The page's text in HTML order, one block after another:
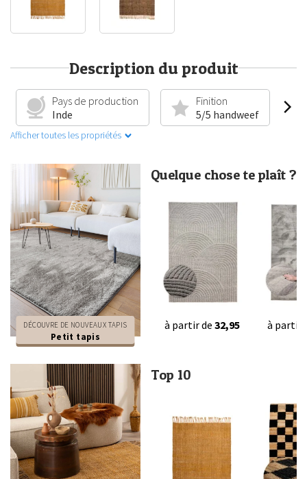
Description du produit
Pays de production
Inde
Finition
5/5 handweef
Afficher toutes les propriétés
DÉCOUVRE DE NOUVEAUX TAPIS
Petit tapis
Quelque chose te plaît ?
à partir de 32,95 à partir
Top 10